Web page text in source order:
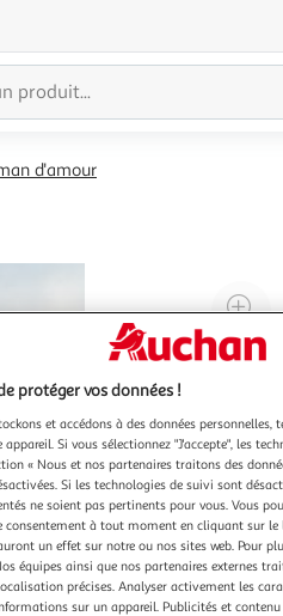
d'amour
à
à
%
le
protéger vos données !
et accédons à des données personnelles,
Si vous sélectionnez "J'accepte", les
« Nous et nos partenaires traitons des
Si les technologies de suivi sont
ne soient pas pertinents pour vous. Vous
à tout moment en cliquant sur le
un effet sur notre ou nos sites web. Pour
équipes ainsi que nos partenaires externes
précises. Analyser activement les
sur un appareil. Publicités et